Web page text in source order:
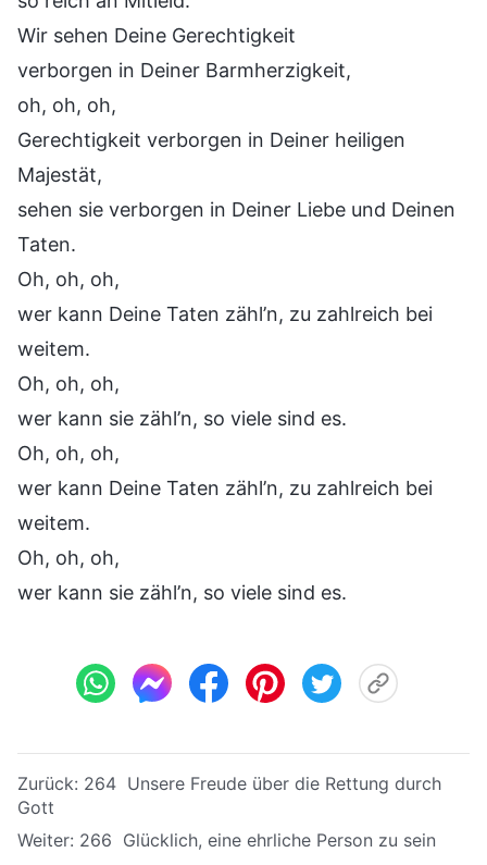
Wir sehen Deine Gerechtigkeit
verborgen in Deiner Barmherzigkeit,
oh, oh, oh,
Gerechtigkeit verborgen in Deiner heiligen
Majestät,
sehen sie verborgen in Deiner Liebe und Deinen
Taten.
Oh, oh, oh,
wer kann Deine Taten zähl’n, zu zahlreich bei
weitem.
Oh, oh, oh,
wer kann sie zähl’n, so viele sind es.
Oh, oh, oh,
wer kann Deine Taten zähl’n, zu zahlreich bei
weitem.
Oh, oh, oh,
wer kann sie zähl’n, so viele sind es.
Zurück: 264 Unsere Freude über die Rettung durch
Gott
Weiter: 266 Glücklich, eine ehrliche Person zu sein